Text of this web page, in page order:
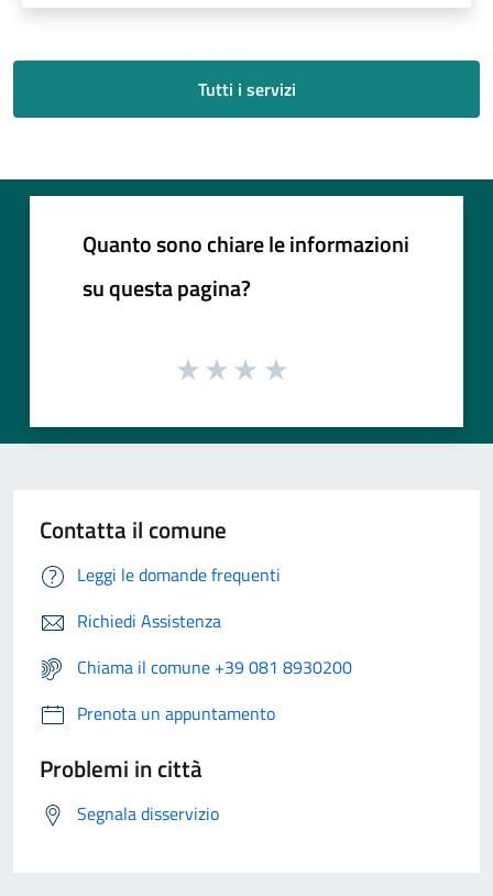
Tutti i servizi
Quanto sono chiare le informazioni
su questa pagina?
Contatta il comune
Leggi le domande frequenti
Richiedi Assistenza
Chiama il comune +39 081 8930200
Prenota un appuntamento
Problemi in città
Segnala disservizio